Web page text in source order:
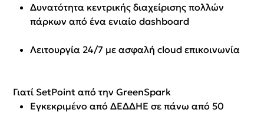
Δυνατότητα κεντρικής διαχείρισης πολλών
πάρκων από ένα ενιαίο dashboard
Λειτουργία 24/7 με ασφαλή cloud επικοινωνία
Γιατί SetPoint από την GreenSpark
Εγκεκριμένο από ΔΕΔΔΗΕ σε πάνω από 50